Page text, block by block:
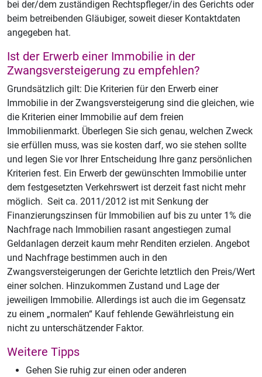
bei der/dem zuständigen Rechtspfleger/in des Gerichts oder
beim betreibenden Gläubiger, soweit dieser Kontaktdaten
angegeben hat.
Ist der Erwerb einer Immobilie in der
Zwangsversteigerung zu empfehlen?
Grundsätzlich gilt: Die Kriterien für den Erwerb einer
Immobilie in der Zwangsversteigerung sind die gleichen, wie
die Kriterien einer Immobilie auf dem freien
Immobilienmarkt. Überlegen Sie sich genau, welchen Zweck
sie erfüllen muss, was sie kosten darf, wo sie stehen sollte
und legen Sie vor Ihrer Entscheidung Ihre ganz persönlichen
Kriterien fest. Ein Erwerb der gewünschten Immobilie unter
dem festgesetzten Verkehrswert ist derzeit fast nicht mehr
möglich. Seit ca. 2011/2012 ist mit Senkung der
Finanzierungszinsen für Immobilien auf bis zu unter 1% die
Nachfrage nach Immobilien rasant angestiegen zumal
Geldanlagen derzeit kaum mehr Renditen erzielen. Angebot
und Nachfrage bestimmen auch in den
Zwangsversteigerungen der Gerichte letztlich den Preis/Wert
einer solchen. Hinzukommen Zustand und Lage der
jeweiligen Immobilie. Allerdings ist auch die im Gegensatz
zu einem „normalen“ Kauf fehlende Gewährleistung ein
nicht zu unterschätzender Faktor.
Weitere Tipps
Gehen Sie ruhig zur einen oder anderen